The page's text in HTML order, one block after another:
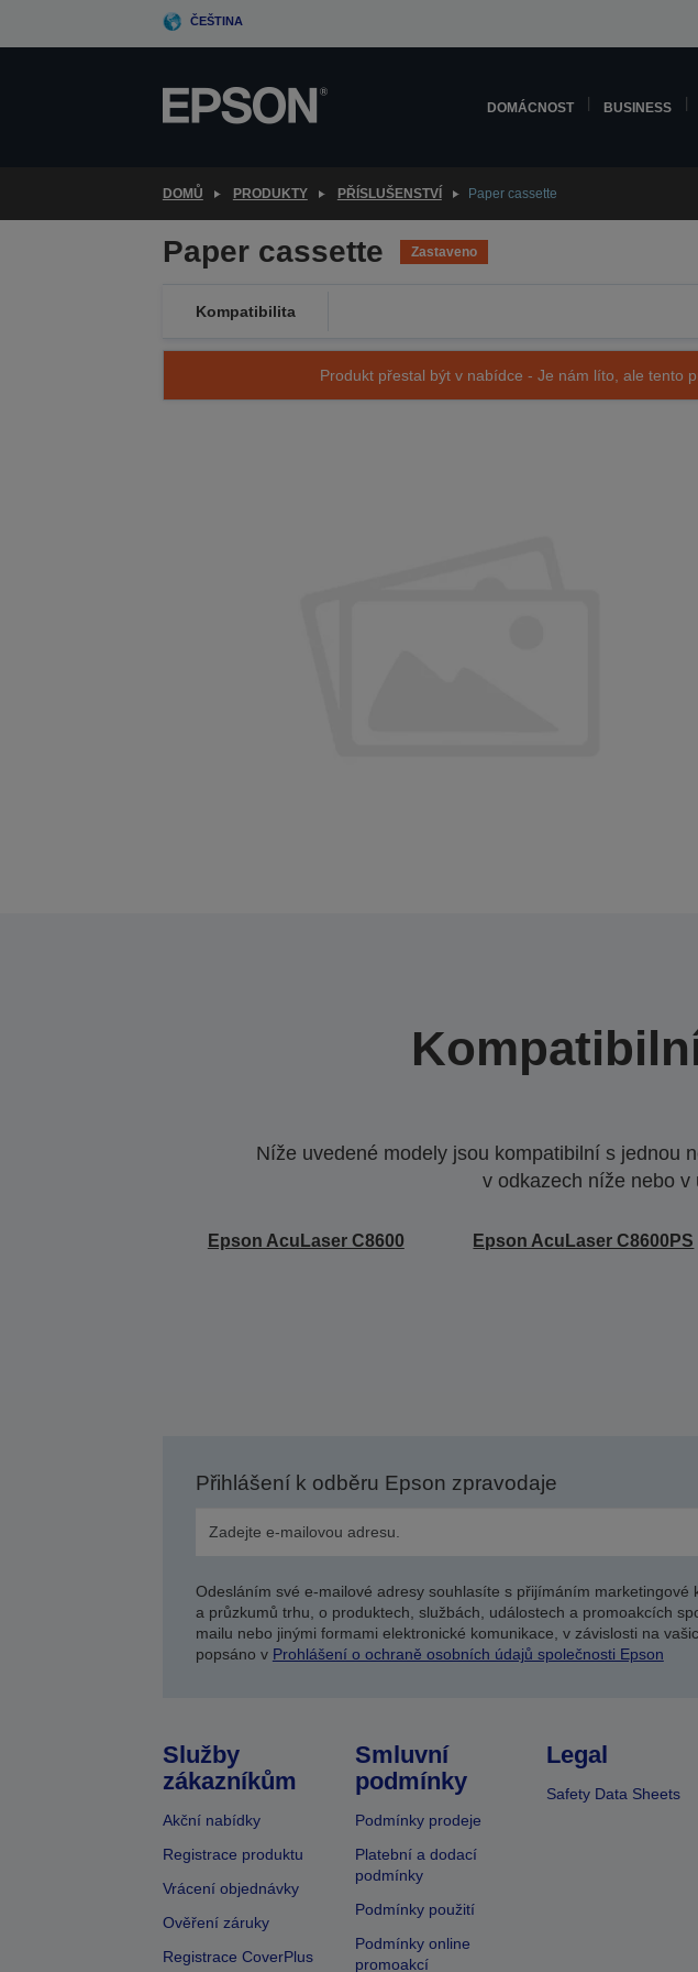
ČEŠTINA
DOMÁCNOST BUSINESS
DOMŮ PRODUKTY PŘÍSLUŠENSTVÍ Paper cassette
Paper cassette Zastaveno
Kompatibilita
Produkt přestal být v nabídce - Je nám líto, ale tento
Níže uvedené modely jsou kompatibilní s jednou
v odkazech níže nebo v
Epson AcuLaser C8600 Epson AcuLaser C8600PS
Přihlášení k odběru Epson zpravodaje
Odesláním své e-mailové adresy souhlasíte s přijímáním marketingové
a průzkumů trhu, o produktech, službách, událostech a promoakcích
mailu nebo jinými formami elektronické komunikace, v závislosti na
popsáno v Prohlášení o ochraně osobních údajů společnosti Epson
Služby
zákazníkům
Akční nabídky
Registrace produktu
Vrácení objednávky
Ověření záruky
Registrace CoverPlus
Smluvní
podmínky
Podmínky prodeje
Platební a dodací
podmínky
Podmínky použití
Podmínky online
promoakcí
Legal
Safety Data Sheets